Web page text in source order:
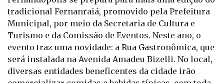
Fernandópolis se prepara para mais uma edição do
tradicional Fernanraiá, promovido pela Prefeitura
Municipal, por meio da Secretaria de Cultura e
Turismo e da Comissão de Eventos. Neste ano, o
evento traz uma novidade: a Rua Gastronômica, que
será instalada na Avenida Amadeu Bizelli. No local,